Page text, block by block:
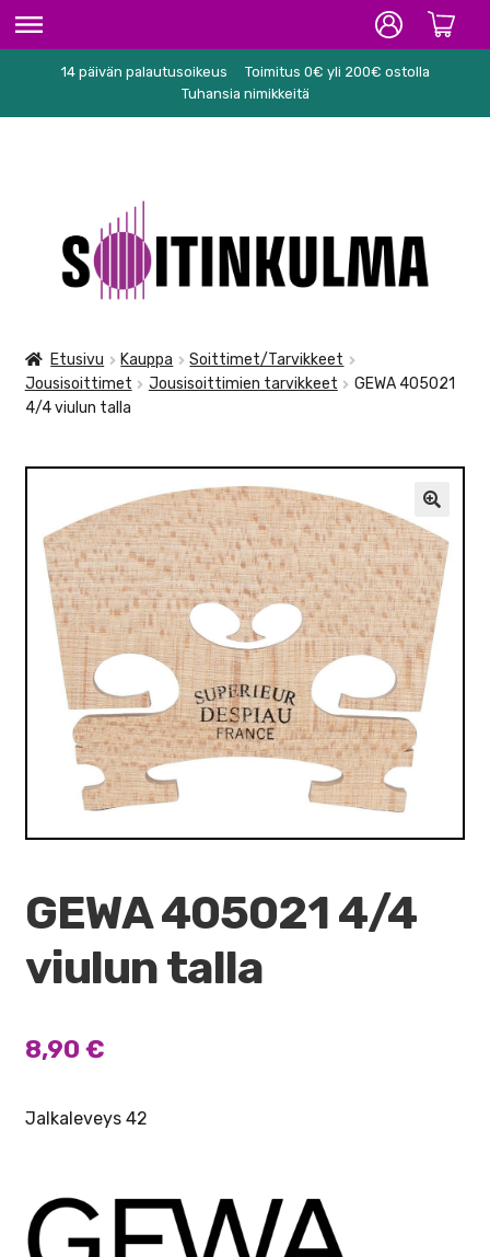
ETUSIVU
KARAOKE
NUOTIT
TARVIKKEET
KÄYTETYT
YRITYS
TARJOUKSET
14 päivän palautusoikeus
Toimitus 0€ yli 200€ ostolla
Tuhansia nimikkeitä
navigointiin
sisältöön
Etusivu Kauppa
Soittimet/Tarvikkeet
Jousisoittimet
Jousisoittimien tarvikkeet
GEWA 405021
4/4 viulun talla
🔍
GEWA 405021 4/4
viulun talla
8,90 €
Jalkaleveys 42